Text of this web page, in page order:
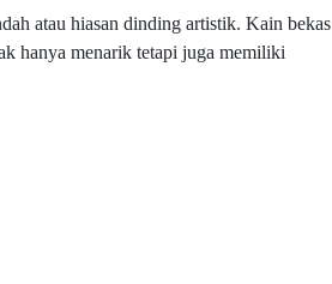
atau hiasan dinding artistik. Kain bekas
hanya menarik tetapi juga memiliki